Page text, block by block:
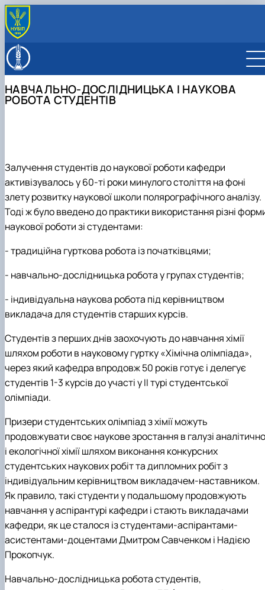
НАВЧАЛЬНО-ДОСЛІДНИЦЬКА І НАУКОВА
РОБОТА СТУДЕНТІВ
Залучення студентів до наукової роботи кафедри
активізувалось у 60-ті роки минулого століття на фоні
злету розвитку наукової школи полярографічного аналізу.
Тоді ж було введено до практики використання різні
наукової роботи зі студентами:
-традиційна гурткова робота із початківцями;
- навчально-дослідницька робота у групах студентів;
- індивідуальна наукова робота під керівництвом
викладача для студентів старших курсів.
Студентів з перших днів заохочують до навчання хімії
шляхом роботи в науковому гуртку «Хімічна олімпіада»,
через який кафедра впродовж 50 років готує і делегує
студентів 1-3 курсів до участі у ІІ турі студентської
олімпіади.
Призери студентських олімпіад з хімії можуть
продовжувати своє наукове зростання в галузі
і екологічної хімії шляхом виконання конкурсних
студентських наукових робіт та дипломних робіт з
індивідуальним керівництвом викладачем-наставником.
Як правило, такі студенти у подальшому продовжують
навчання у аспірантурі кафедри і стають викладачами
кафедри, як це сталося із студентами-аспірантами-
асистентами-доцентами Дмитром Савченком і Надією
Прокопчук.
Навчально-дослідницька робота студентів,